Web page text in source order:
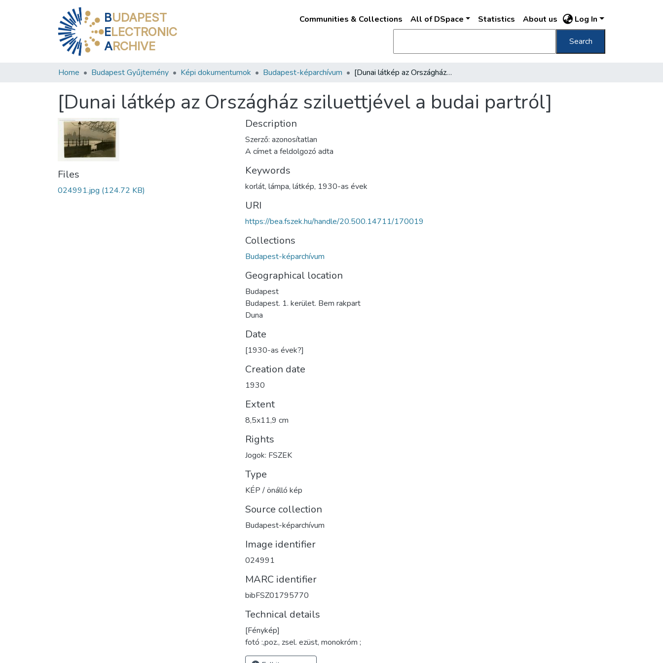
BUDAPEST
ELECTRONIC
ARCHIVE
Communities & Collections All of DSpace Statistics About us Log In
Search
Home Budapest Gyűjtemény Képi dokumentumok Budapest-képarchívum [Dunai látkép az Országház sziluettjével a budai partról]
[Dunai látkép az Országház sziluettjével a budai partról]
Files
024991.jpg (124.72 KB)
Description
Szerző: azonosítatlan
A címet a feldolgozó adta
Keywords
korlát, lámpa, látkép, 1930-as évek
URI
https://bea.fszek.hu/handle/20.500.14711/170019
Collections
Budapest-képarchívum
Geographical location
Budapest
Budapest. 1. kerület. Bem rakpart
Duna
Date
[1930-as évek?]
Creation date
1930
Extent
8,5x11,9 cm
Rights
Jogok: FSZEK
Type
KÉP / önálló kép
Source collection
Budapest-képarchívum
Image identifier
024991
MARC identifier
bibFSZ01795770
Technical details
[Fénykép]
fotó :,poz., zsel. ezüst, monokróm ;